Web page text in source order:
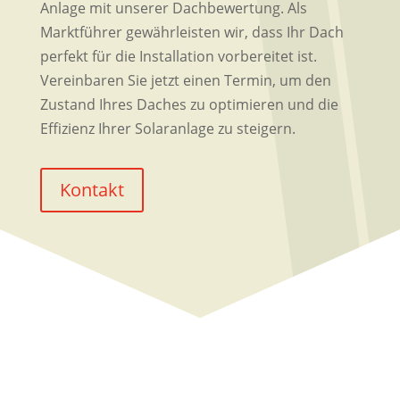
Anlage mit unserer Dachbewertung. Als
Marktführer gewährleisten wir, dass Ihr Dach
perfekt für die Installation vorbereitet ist.
Vereinbaren Sie jetzt einen Termin, um den
Zustand Ihres Daches zu optimieren und die
Effizienz Ihrer Solaranlage zu steigern.
Kontakt